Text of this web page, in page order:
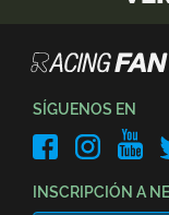
SÍGUENOS EN
INSCRIPCIÓN A